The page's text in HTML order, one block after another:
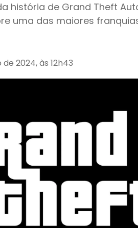
história de Grand Theft
uma das maiores
2024, às 12h43